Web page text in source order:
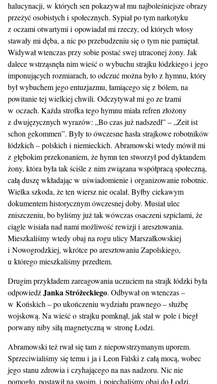
halucynacji, w których sen pokazywał mu najboleśniejsze obrazy
przeżyć osobistych i społecznych. Sypiał po tym narkotyku
z oczami otwartymi i opowiadał mi rzeczy, od których włosy
stawały mi dęba, a nic po przebudzeniu się o tym nie pamiętał.
Widywał wtenczas przy sobie postać swej utraconej żony. Jak
dalece wstrząsnęła nim wieść o wybuchu strajku łódzkiego i jego
imponujących rozmiarach, to odczuć można było z hymnu, który
był wybuchem jego entuzjazmu, łamiącego się z bólem, na
powitanie tej wielkiej chwili. Odczytywał mi go ze łzami
w oczach. Każda strofka tego hymnu miała refren złożony
z dwujęzycznych wyrazów: „Bo czas już nadszedł” – „Zeit ist
schon gekommen”. Były to ówczesne hasła strajkowe robotników
łódzkich – polskich i niemieckich. Abramowski wtedy mówił mi
z głębokim przekonaniem, że hymn ten stworzył pod dyktandem
żony, która była tak ściśle z nim związana współpracą społeczną,
całą duszę wkładając w uświadomienie i organizowanie robotnic.
Wielka szkoda, że ten wiersz nie ocalał. Byłby ciekawym
dokumentem historycznym ówczesnej doby. Musiał ulec
zniszczeniu, bo byliśmy już tak wówczas osaczeni szpiclami, że
ciągle wisiała nad nami możliwość rewizji i aresztowania.
Mieszkaliśmy wtedy obaj na rogu ulicy Marszałkowskiej
i Nowogrodzkiej, wkrótce po aresztowaniu Zapolskiego,
u którego mieszkaliśmy przedtem.
Drugim przykładem zareagowania uczuciem na strajk łódzki była
odpowiedźJanka Stróżeckiego. Odbywał on wtenczas –
w Końskich – po ukończeniu wydziału prawnego – służbę
wojskową. Na wieść o strajku pomknął, jak stał w pole i biegł
porwany niby siłą magnetyczną w stronę Łodzi.
Abramowski też rwał się tam z niepowstrzymanym uporem.
Sprzeciwialiśmy się temu i ja i Leon Falski z całą mocą, wobec
jego stanu zdrowia i czyhającego na nas nadzoru. Nic nie
pomogło, postawił na swoim, i pojechaliśmy obaj do Łodzi.